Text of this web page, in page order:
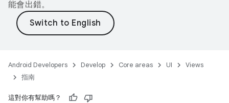
能會出錯。
Android Developers Develop Core areas UI
Views
指南
這對你有幫助嗎？